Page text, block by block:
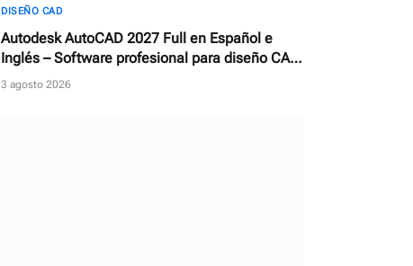
DISEÑO CAD
Autodesk AutoCAD 2027 Full en Español e
Inglés – Software profesional para diseño CAD
en 2D y 3D
3 agosto 2026